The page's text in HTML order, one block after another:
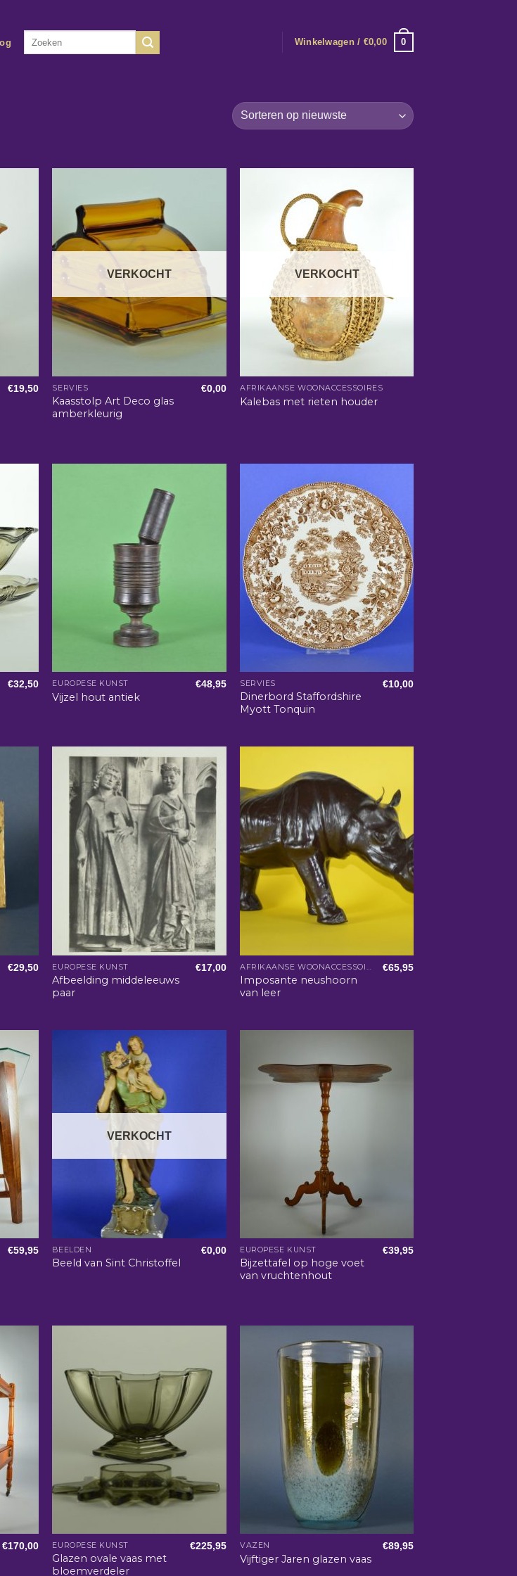
Winkelwagen / €0,00 0
€19,50
VERKOCHT
SERVIES
Kaasstolp Art Deco glas
amberkleurig
€0,00
VERKOCHT
AFRIKAANSE WOONACCESSOIRES
Kalebas met rieten houder
€32,50 EUROPESE KUNST
Vijzel hout antiek
€48,95 SERVIES
Dinerbord Staffordshire
Myott Tonquin
€10,00
€29,50 EUROPESE KUNST
Afbeelding middeleeuws
paar
€17,00 AFRIKAANSE WOONACCESSOIRES
Imposante neushoorn
van leer
€65,95
€59,95
VERKOCHT
BEELDEN
Beeld van Sint Christoffel
€0,00 EUROPESE KUNST
Bijzettafel op hoge voet
van vruchtenhout
€39,95
€170,00 EUROPESE KUNST
Glazen ovale vaas met
bloemverdeler
€225,95 VAZEN
Vijftiger Jaren glazen vaas
€89,95